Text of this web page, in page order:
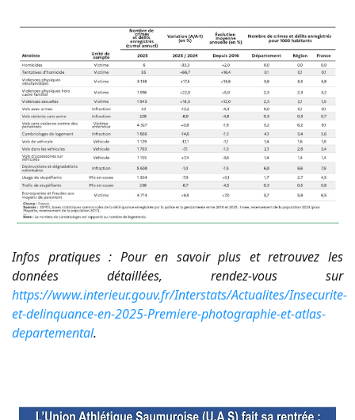
Infos pratiques : Pour en savoir plus et retrouvez les
données détaillées, rendez-vous sur
https://www.interieur.gouv.fr/Interstats/Actualites/Insecurite-
et-delinquance-en-2025-Premiere-photographie-et-atlas-
departemental.